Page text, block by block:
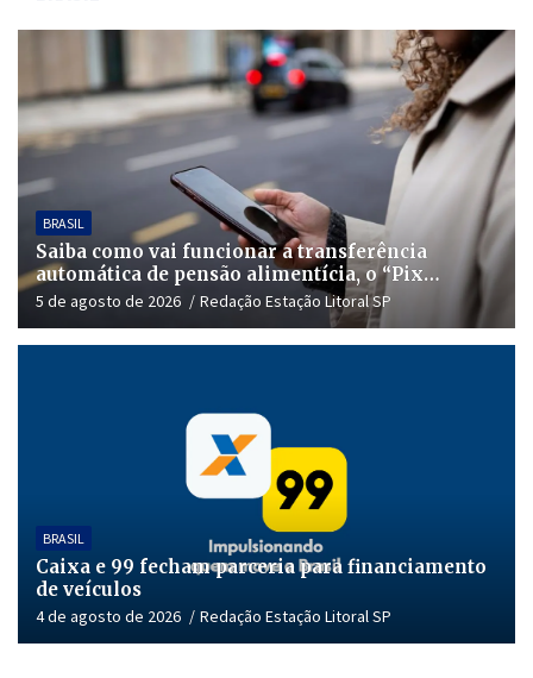
BRASIL
Saiba como vai funcionar a transferência
automática de pensão alimentícia, o “Pix
Pensão”
5 de agosto de 2026 Redação Estação Litoral SP
BRASIL
Caixa e 99 fecham parceria para financiamento
de veículos
4 de agosto de 2026 Redação Estação Litoral SP